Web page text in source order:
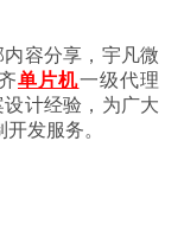
容分享，宇凡微
单片机一级代理
计经验，为广大
发服务。